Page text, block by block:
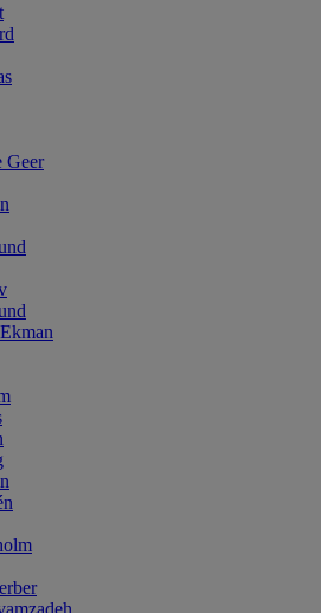
Geer